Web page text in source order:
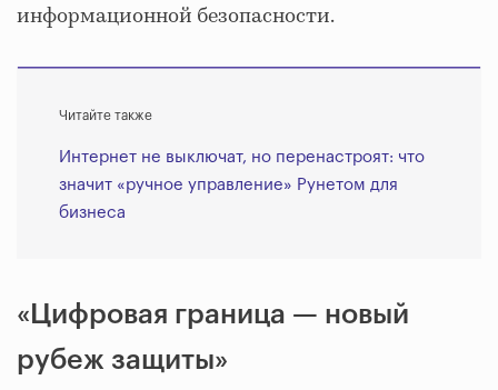
информационной безопасности.
Читайте также
Интернет не выключат, но перенастроят: что
значит «ручное управление» Рунетом для
бизнеса
«Цифровая граница — новый
рубеж защиты»